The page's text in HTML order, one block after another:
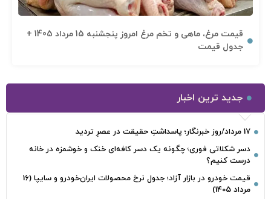
قیمت مرغ، ماهی و تخم مرغ امروز پنجشنبه 15 مرداد 1405 +
جدول قیمت
جدید ترین اخبار
17 مرداد/روز خبرنگار؛ پاسداشتِ حقیقت در عصرِ تردید
دسر شکلاتی فوری؛ چگونه یک دسر کافه‌ای خنک و خوشمزه در خانه
درست کنیم؟
قیمت خودرو در بازار آزاد؛ جدول نرخ محصولات ایران‌خودرو و سایپا (16
مرداد 1405)